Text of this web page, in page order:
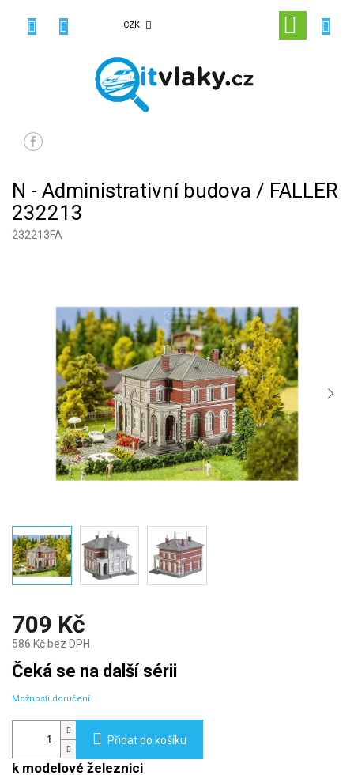
CZK
KOŠÍK
N - Administrativní budova / FALLER
232213
232213FA
709 Kč
586 Kč bez DPH
Měrná
cena:
Čeká se na další sérii
Možnosti doručení
Přidat do košíku
k modelové železnici